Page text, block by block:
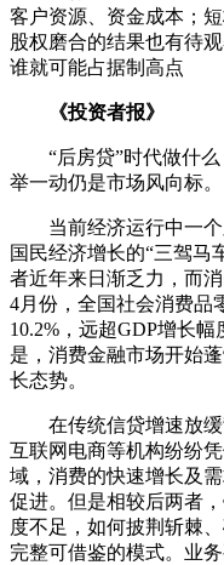
客户资源、资金成本；
股权磨合的结果也有待
谁就可能占据制高点
《投资者报》
“后房贷”时代做什么
举一动仍是市场风向标。
当前经济运行中一个
国民经济增长的“三驾
者近年来日渐乏力，而
4月份，全国社会消费品
10.2%，远超GDP增长
是，消费金融市场开始
长态势。
在传统信贷增速放缓
互联网电商等机构纷纷
域，消费的快速增长及
促进。但是相较后两者
度不足，如何披荆斩棘
完整可借鉴的模式。业